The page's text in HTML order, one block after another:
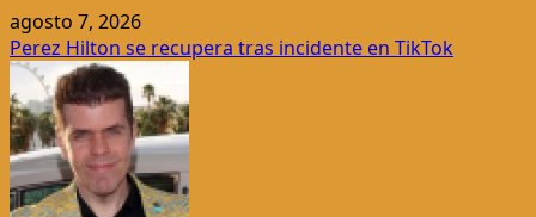
agosto 7, 2026
Perez Hilton se recupera tras incidente en TikTok